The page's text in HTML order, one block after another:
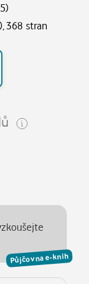
)
368 stran
Půjčovna e-knih